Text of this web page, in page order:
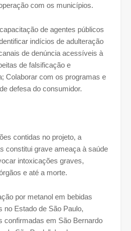
com os municípios.
de agentes públicos
indícios de adulteração
de denúncia acessíveis à
de falsificação e
Colaborar com os programas e
defesa do consumidor.
contidas no projeto, a
constitui grave ameaça à saúde
intoxicações graves,
e até a morte.
por metanol em bebidas
no Estado de São Paulo,
confirmadas em São Bernardo